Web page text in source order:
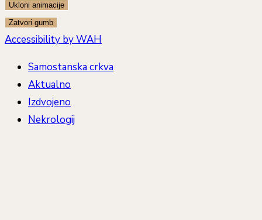
Ukloni animacije
Zatvori gumb
Accessibility by WAH
Samostanska crkva
Aktualno
Izdvojeno
Nekrologij